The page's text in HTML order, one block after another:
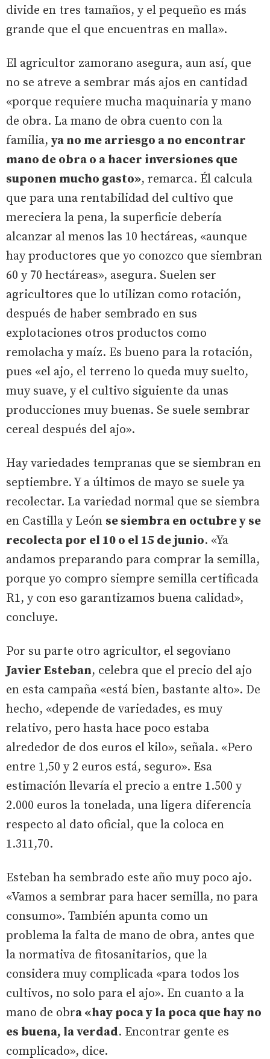
divide en tres tamaños, y el pequeño es más
grande que el que encuentras en malla».
El agricultor zamorano asegura, aun así, que
no se atreve a sembrar más ajos en cantidad
«porque requiere mucha maquinaria y mano
de obra. La mano de obra cuento con la
familia, ya no me arriesgo a no encontrar
mano de obra o a hacer inversiones que
suponen mucho gasto», remarca. Él calcula
que para una rentabilidad del cultivo que
mereciera la pena, la superficie debería
alcanzar al menos las 10 hectáreas, «aunque
hay productores que yo conozco que siembran
60 y 70 hectáreas», asegura. Suelen ser
agricultores que lo utilizan como rotación,
después de haber sembrado en sus
explotaciones otros productos como
remolacha y maíz. Es bueno para la rotación,
pues «el ajo, el terreno lo queda muy suelto,
muy suave, y el cultivo siguiente da unas
producciones muy buenas. Se suele sembrar
cereal después del ajo».
Hay variedades tempranas que se siembran en
septiembre. Y a últimos de mayo se suele ya
recolectar. La variedad normal que se siembra
en Castilla y León se siembra en octubre y se
recolecta por el 10 o el 15 de junio. «Ya
andamos preparando para comprar la semilla,
porque yo compro siempre semilla certificada
R1, y con eso garantizamos buena calidad»,
concluye.
Por su parte otro agricultor, el segoviano
Javier Esteban, celebra que el precio del ajo
en esta campaña «está bien, bastante alto». De
hecho, «depende de variedades, es muy
relativo, pero hasta hace poco estaba
alrededor de dos euros el kilo», señala. «Pero
entre 1,50 y 2 euros está, seguro». Esa
estimación llevaría el precio a entre 1.500 y
2.000 euros la tonelada, una ligera diferencia
respecto al dato oficial, que la coloca en
1.311,70.
Esteban ha sembrado este año muy poco ajo.
«Vamos a sembrar para hacer semilla, no para
consumo». También apunta como un
problema la falta de mano de obra, antes que
la normativa de fitosanitarios, que la
considera muy complicada «para todos los
cultivos, no solo para el ajo». En cuanto a la
mano de obra «hay poca y la poca que hay no
es buena, la verdad. Encontrar gente es
complicado», dice.